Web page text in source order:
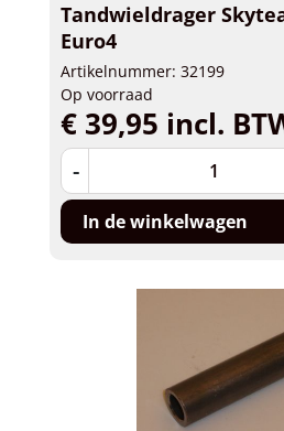
Tandwieldrager
Euro4
Artikelnummer: 32199
Op voorraad
€ 39,95 incl.
-
In de winkelwagen